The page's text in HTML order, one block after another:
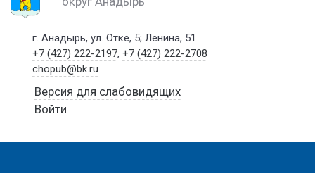
г. Анадырь, ул. Отке, 5; Ленина, 51
+7 (427) 222-2197,+7 (427) 222-2708
chopub@bk.ru
Версия для слабовидящих
Войти